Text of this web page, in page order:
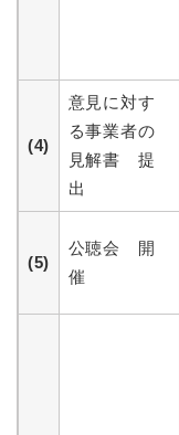
(4)
意見に対す
る事業者の
見解書 提
出
(5)
公聴会 開
催